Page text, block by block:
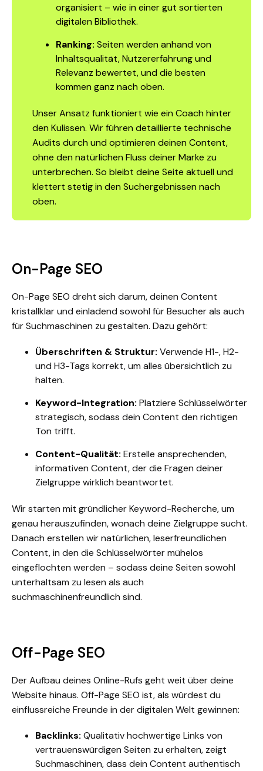
organisiert – wie in einer gut sortierten
digitalen Bibliothek.
Ranking: Seiten werden anhand von
Inhaltsqualität, Nutzererfahrung und
Relevanz bewertet, und die besten
kommen ganz nach oben.
Unser Ansatz funktioniert wie ein Coach hinter
den Kulissen. Wir führen detaillierte technische
Audits durch und optimieren deinen Content,
ohne den natürlichen Fluss deiner Marke zu
unterbrechen. So bleibt deine Seite aktuell und
klettert stetig in den Suchergebnissen nach
oben.
On-Page SEO
On-Page SEO dreht sich darum, deinen Content
kristallklar und einladend sowohl für Besucher als auch
für Suchmaschinen zu gestalten. Dazu gehört:
Überschriften & Struktur: Verwende H1-, H2-
und H3-Tags korrekt, um alles übersichtlich zu
halten.
Keyword-Integration: Platziere Schlüsselwörter
strategisch, sodass dein Content den richtigen
Ton trifft.
Content-Qualität: Erstelle ansprechenden,
informativen Content, der die Fragen deiner
Zielgruppe wirklich beantwortet.
Wir starten mit gründlicher Keyword-Recherche, um
genau herauszufinden, wonach deine Zielgruppe sucht.
Danach erstellen wir natürlichen, leserfreundlichen
Content, in den die Schlüsselwörter mühelos
eingeflochten werden – sodass deine Seiten sowohl
unterhaltsam zu lesen als auch
suchmaschinenfreundlich sind.
Off-Page SEO
Der Aufbau deines Online-Rufs geht weit über deine
Website hinaus. Off-Page SEO ist, als würdest du
einflussreiche Freunde in der digitalen Welt gewinnen:
Backlinks: Qualitativ hochwertige Links von
vertrauenswürdigen Seiten zu erhalten, zeigt
Suchmaschinen, dass dein Content authentisch